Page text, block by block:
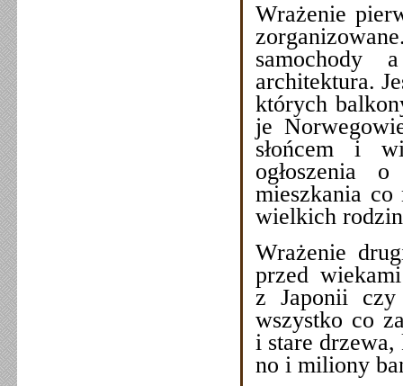
Wrażenie
samochody
architektura.
których
je
słońcem i
ogłoszenia
mieszkania co
wielkich
Wrażenie
przed
z Japonii
wszystko co
i stare
no i miliony